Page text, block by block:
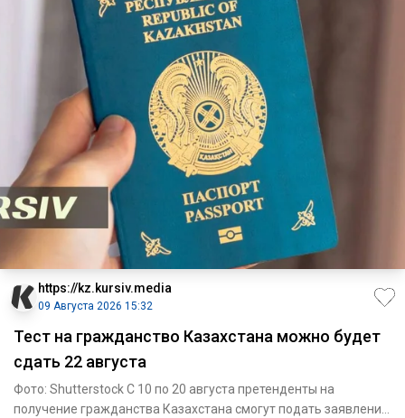
https://kz.kursiv.media
09 Августа 2026 15:32
Тест на гражданство Казахстана можно будет
сдать 22 августа
Фото: Shutterstock С 10 по 20 августа претенденты на
получение гражданства Казахстана смогут подать заявления